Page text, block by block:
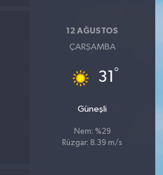
12 AĞUSTOS
ÇARŞAMBA
31 °
Güneşli
Nem: %29
Rüzgar: 8.39 m/s